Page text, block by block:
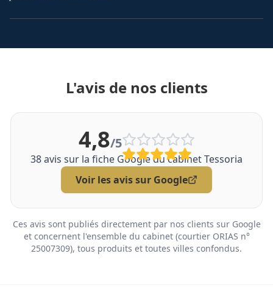
L'avis de nos clients
4,8/5
38avis sur la fiche Google du cabinet Tessoria
Voir les avis sur Google
Ces avis sont publiés directement par nos clients sur Google
et concernent l'ensemble du cabinet (courtier ORIAS n°
25007309), tous produits et toutes villes confondus.